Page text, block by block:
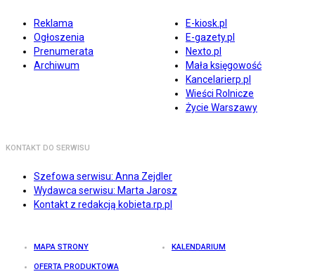
Reklama
Ogłoszenia
Prenumerata
Archiwum
E-kiosk.pl
E-gazety.pl
Nexto.pl
Mała księgowość
Kancelarierp.pl
Wieści Rolnicze
Życie Warszawy
KONTAKT DO SERWISU
Szefowa serwisu: Anna Zejdler
Wydawca serwisu: Marta Jarosz
Kontakt z redakcją kobieta.rp.pl
MAPA STRONY KALENDARIUM
OFERTA PRODUKTOWA